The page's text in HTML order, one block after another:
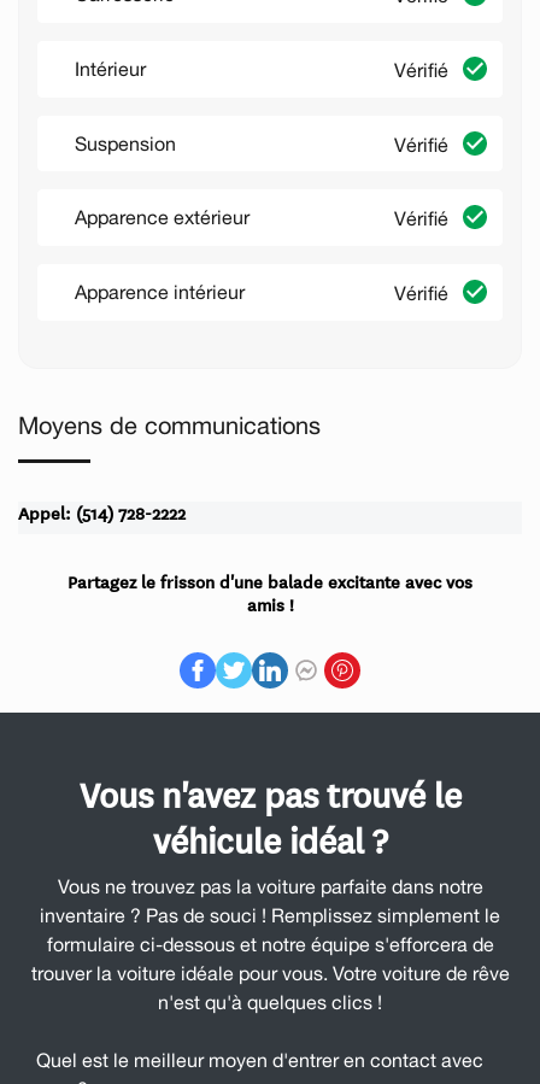
Intérieur Vérifié
Suspension Vérifié
Apparence extérieur Vérifié
Apparence intérieur Vérifié
Moyens de communications
Appel: (514) 728-2222
Partagez le frisson d'une balade excitante avec vos
amis !
Vous n'avez pas trouvé le
véhicule idéal ?
Vous ne trouvez pas la voiture parfaite dans notre
inventaire ? Pas de souci ! Remplissez simplement le
formulaire ci-dessous et notre équipe s'efforcera de
trouver la voiture idéale pour vous. Votre voiture de rêve
n'est qu'à quelques clics !
Quel est le meilleur moyen d'entrer en contact avec